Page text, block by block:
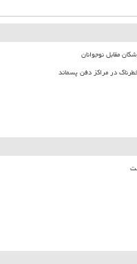
مقابل نوجوانان
در مراکز دفن پسماند